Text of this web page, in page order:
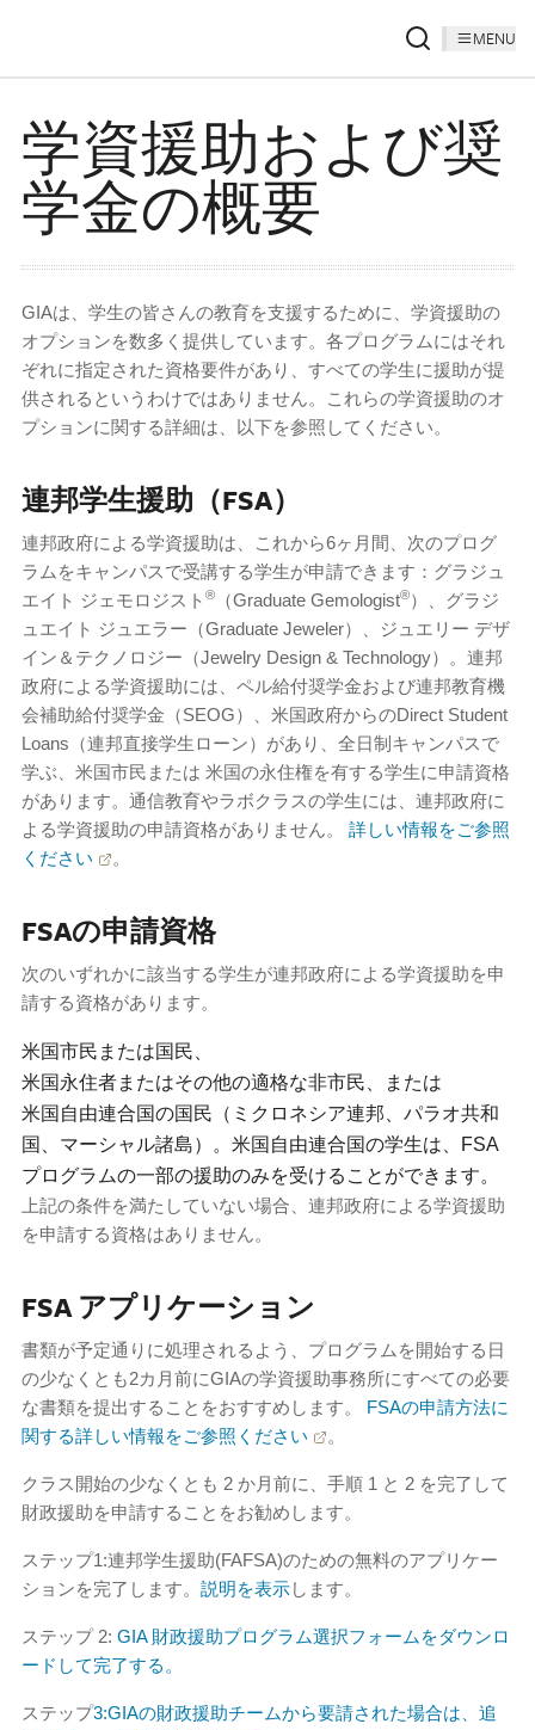
MENU
学資援助および奨
学金の概要
GIAは、学生の皆さんの教育を支援するために、学資援助の
オプションを数多く提供しています。各プログラムにはそれ
ぞれに指定された資格要件があり、すべての学生に援助が提
供されるというわけではありません。これらの学資援助のオ
プションに関する詳細は、以下を参照してください。
連邦学生援助（FSA）
連邦政府による学資援助は、これから6ヶ月間、次のプログ
ラムをキャンパスで受講する学生が申請できます：グラジュ
エイト ジェモロジスト ® （Graduate Gemologist®）、グラジ
ュエイト ジュエラー（Graduate Jeweler）、ジュエリー デザ
イン＆テクノロジー（Jewelry Design & Technology）。連邦
政府による学資援助には、ペル給付奨学金および連邦教育機
会補助給付奨学金（SEOG）、米国政府からのDirect Student
Loans（連邦直接学生ローン）があり、全日制キャンパスで
学ぶ、米国市民または 米国の永住権を有する学生に申請資格
があります。通信教育やラボクラスの学生には、連邦政府に
よる学資援助の申請資格がありません。 詳しい情報をご参照
ください
。
FSAの申請資格
次のいずれかに該当する学生が連邦政府による学資援助を申
請する資格があります。
米国市民または国民、
米国永住者またはその他の適格な非市民、または
米国自由連合国の国民（ミクロネシア連邦、パラオ共和
国、マーシャル諸島）。米国自由連合国の学生は、FSA
プログラムの一部の援助のみを受けることができます。
上記の条件を満たしていない場合、連邦政府による学資援助
を申請する資格はありません。
FSA アプリケーション
書類が予定通りに処理されるよう、プログラムを開始する日
の少なくとも2カ月前にGIAの学資援助事務所にすべての必要
な書類を提出することをおすすめします。 FSAの申請方法に
関する詳しい情報をご参照ください
。
クラス開始の少なくとも 2 か月前に、手順 1 と 2 を完了して
財政援助を申請することをお勧めします。
ステップ1:連邦学生援助(FAFSA)のための無料のアプリケー
ションを完了します。 説明を表示します。
ステップ 2: GIA 財政援助プログラム選択フォームをダウンロ
ードして完了する。
ステップ3:GIAの財政援助チームから要請された場合は、追